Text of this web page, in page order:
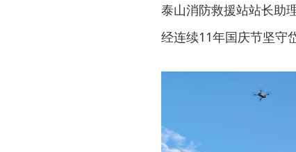
泰山消防救援站站长助
经连续11年国庆节坚守